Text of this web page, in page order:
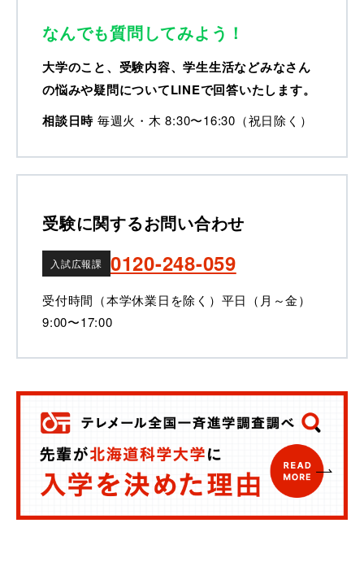
なんでも質問してみよう！
大学のこと、受験内容、学生生活などみなさん
の悩みや疑問についてLINEで回答いたします。
相談日時 毎週火・木 8:30〜16:30（祝日除く）
受験に関するお問い合わせ
入試広報課 0120-248-059
受付時間（本学休業日を除く） 平日（月～金）
9:00〜17:00